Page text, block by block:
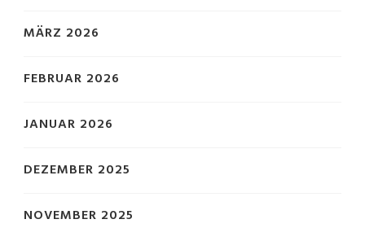
MÄRZ 2026
FEBRUAR 2026
JANUAR 2026
DEZEMBER 2025
NOVEMBER 2025